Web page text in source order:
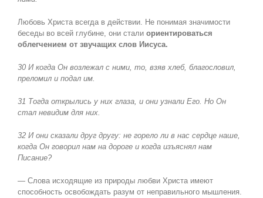
Любовь Христа всегда в действии. Не понимая значимости
беседы во всей глубине, они стали ориентироваться
облегчением от звучащих слов Иисуса.
30 И когда Он возлежал с ними, то, взяв хлеб, благословил,
преломил и подал им.
31 Тогда открылись у них глаза, и они узнали Его. Но Он
стал невидим для них.
32 И они сказали друг другу: не горело ли в нас сердце наше,
когда Он говорил нам на дороге и когда изъяснял нам
Писание?
— Слова исходящие из природы любви Христа имеют
способность освобождать разум от неправильного мышления.